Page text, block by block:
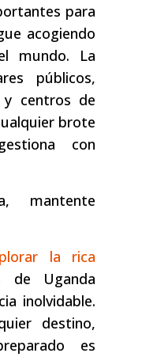
para
acogiendo
mundo. La
públicos,
y centros de
brote
con
mantente
la rica
de Uganda
inolvidable.
destino,
es